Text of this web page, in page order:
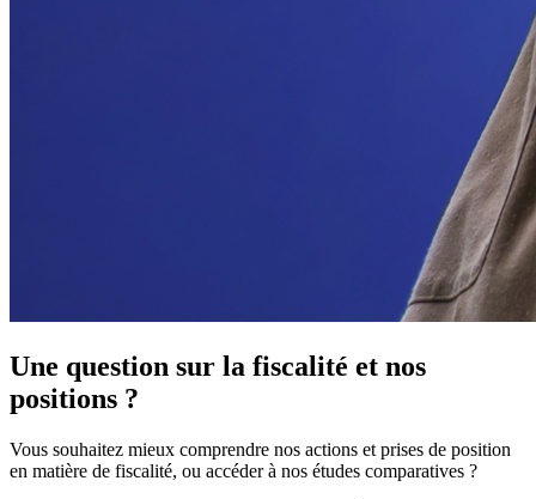
Une question sur la fiscalité et nos
positions ?
Vous souhaitez mieux comprendre nos actions et prises de position
en matière de fiscalité, ou accéder à nos études comparatives ?